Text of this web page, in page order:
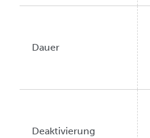
Dauer
Deaktivierung